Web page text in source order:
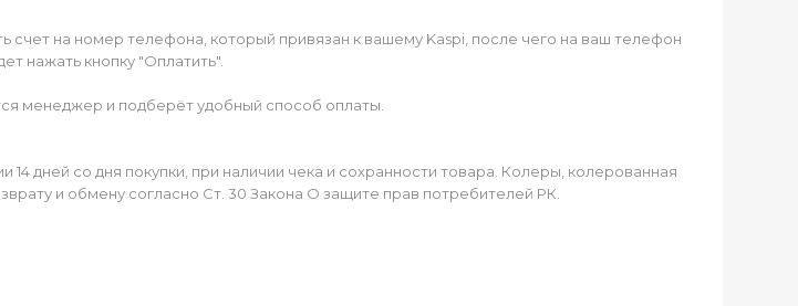
на номер телефона, который привязан к вашему Kaspi, после чего на ваш телефон
нажать кнопку "Оплатить".
менеджер и подберёт удобный способ оплаты.
14 дней со дня покупки, при наличии чека и сохранности товара. Колеры, колерованная
и обмену согласно Ст. 30 Закона О защите прав потребителей РК.